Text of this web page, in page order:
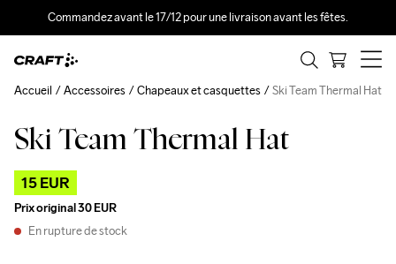
Commandez avant le 17/12 pour une livraison avant les fêtes.
Ski Team Thermal Hat
15 EUR
Prix original30 EUR
En rupture de stock
Accueil Accessoires Chapeaux et casquettes Ski Team Thermal Hat
Outlet